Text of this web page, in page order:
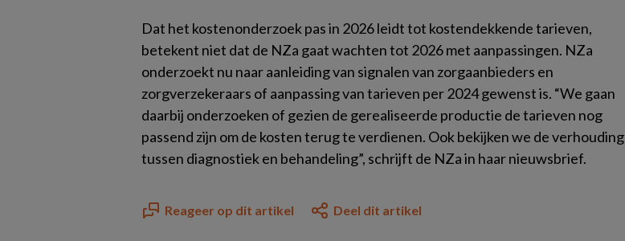
Dat het kostenonderzoek pas in 2026 leidt tot kostendekkende tarieven,
betekent niet dat de NZa gaat wachten tot 2026 met aanpassingen. NZa
onderzoekt nu naar aanleiding van signalen van zorgaanbieders en
zorgverzekeraars of aanpassing van tarieven per 2024 gewenst is. “We gaan
daarbij onderzoeken of gezien de gerealiseerde productie de tarieven nog
passend zijn om de kosten terug te verdienen. Ook bekijken we de verhouding
tussen diagnostiek en behandeling”, schrijft de NZa in haar nieuwsbrief.
Reageer op dit artikel Deel dit artikel